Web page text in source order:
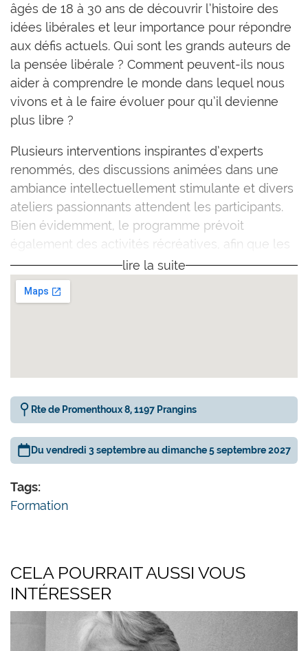
âgés de 18 à 30 ans de découvrir l’histoire des
idées libérales et leur importance pour répondre
aux défis actuels. Qui sont les grands auteurs de
la pensée libérale ? Comment peuvent-ils nous
aider à comprendre le monde dans lequel nous
vivons et à le faire évoluer pour qu’il devienne
plus libre ?
Plusieurs interventions inspirantes d’experts
renommés, des discussions animées dans une
ambiance intellectuellement stimulante et divers
ateliers passionnants attendent les participants.
Bien évidemment, le programme prévoit
également des activités récréatives, afin que les
participants puissent faire plus ample
connaissance.
lire la suite
Rte de Promenthoux 8, 1197 Prangins
Du vendredi 3 septembre au dimanche 5 septembre 2027
Tags:
Formation
CELA POURRAIT AUSSI VOUS
INTÉRESSER